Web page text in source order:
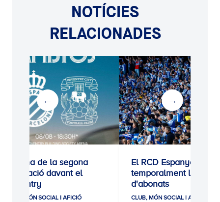
NOTÍCIES
RELACIONADES
la segona
davant el
I AFICIÓ
El RCD Espanyol tanca
temporalment les altes
d'abonats
CLUB, MÓN SOCIAL I AFICIÓ